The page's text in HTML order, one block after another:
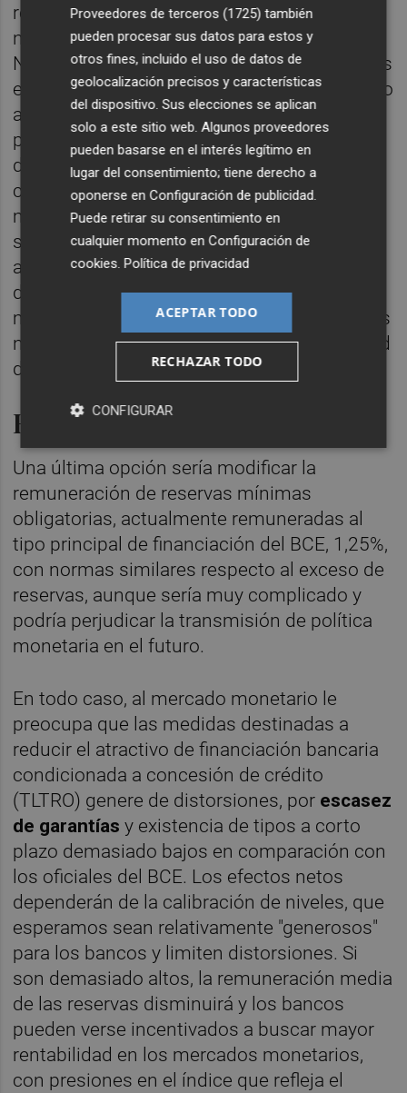
remunerada al 0% en los bancos centrales
nacionales, aunque el diseño lo es todo.
Nuestra preferencia es un sistema de niveles
en los que el exceso de reservas remunerado
al 0 % se defina en proporción a los
préstamos TLTRO y el exceso al tipo de
depósito. Alternativamente, en un sistema
como el del Banco Nacional Suizo. un
múltiplo de las reservas mínimas requeridas
se remunera al tipo de depósito y el exceso
al 0%. El BCE podría obligar a los bancos a
depositar un múltiplo de las reservas
mínimas en cuentas de los bancos centrales
nacionales al 0% y el exceso iría a la facilidad
de depósito.
Remuneración de reservas
Una última opción sería modificar la
remuneración de reservas mínimas
obligatorias, actualmente remuneradas al
tipo principal de financiación del BCE, 1,25%,
con normas similares respecto al exceso de
reservas, aunque sería muy complicado y
podría perjudicar la transmisión de política
monetaria en el futuro.
En todo caso, al mercado monetario le
preocupa que las medidas destinadas a
reducir el atractivo de financiación bancaria
condicionada a concesión de crédito
(TLTRO) genere de distorsiones, por escasez
de garantías y existencia de tipos a corto
plazo demasiado bajos en comparación con
los oficiales del BCE. Los efectos netos
dependerán de la calibración de niveles, que
esperamos sean relativamente "generosos"
para los bancos y limiten distorsiones. Si
son demasiado altos, la remuneración media
de las reservas disminuirá y los bancos
pueden verse incentivados a buscar mayor
rentabilidad en los mercados monetarios,
con presiones en el índice que refleja el
Proveedores de terceros (1725) también
pueden procesar sus datos para estos y
otros fines, incluido el uso de datos de
geolocalización precisos y características
del dispositivo. Sus elecciones se aplican
solo a este sitio web. Algunos proveedores
pueden basarse en el interés legítimo en
lugar del consentimiento; tiene derecho a
oponerse enConfiguración de publicidad.
Puede retirar su consentimiento en
cualquier momento enConfiguración de
cookies.Política de privacidad
ACEPTAR TODO
RECHAZAR TODO
CONFIGURAR